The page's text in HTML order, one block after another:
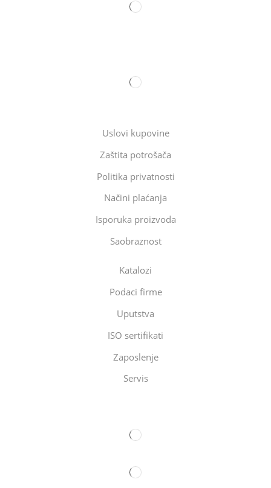
Uslovi kupovine
Zaštita potrošača
Politika privatnosti
Načini plaćanja
Isporuka proizvoda
Saobraznost
Katalozi
Podaci firme
Uputstva
ISO sertifikati
Zaposlenje
Servis